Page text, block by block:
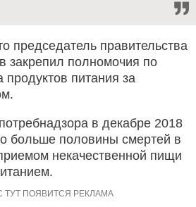
председатель правительства
закрепил полномочия по
продуктов питания за
в декабре 2018
больше половины смертей в
некачественной пищи